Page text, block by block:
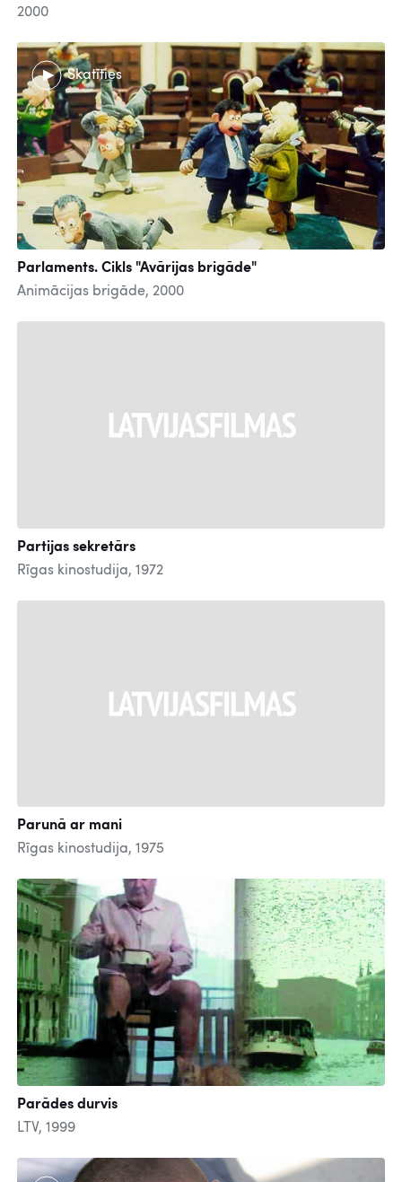
2000
Skatīties
Parlaments. Cikls "Avārijas brigāde"
Animācijas brigāde, 2000
Partijas sekretārs
Rīgas kinostudija, 1972
Parunā ar mani
Rīgas kinostudija, 1975
Parādes durvis
LTV, 1999